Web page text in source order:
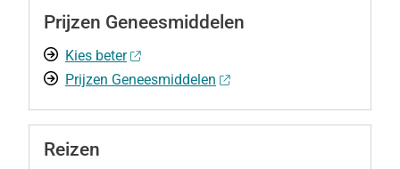
Prijzen Geneesmiddelen
Kies beter
Prijzen Geneesmiddelen
Reizen